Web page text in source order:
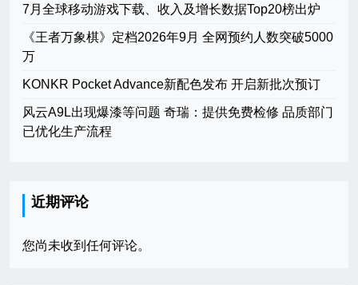
7月全球移动游戏下载、收入及增长数据Top20榜出炉
《王者万象棋》定档2026年9月 全网预约人数突破5000
万
KONKR Pocket Advance新配色发布 开启新批次预订
风云A9L出现爆漆等问题 奇瑞：提供免费检修 品质部门
已优化生产流程
近期评论
您尚未收到任何评论。